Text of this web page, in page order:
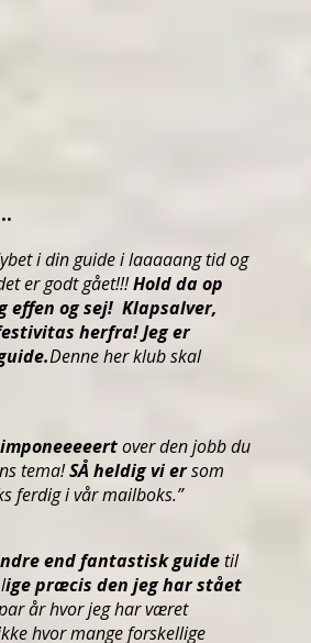
i din guide i laaaaang tid og
er godt gået!!!Hold da op
effen og sej! Klapsalver,
herfra! Jeg er
Denne her klub skal
imponeeeeertover den jobb du
tema!SÅ heldig vi ersom
ferdig i vår mailboks.”
end fantastisk guidetil
ige præcis den jeg har stået
år hvor jeg har været
hvor mange forskellige